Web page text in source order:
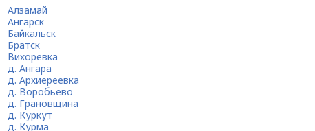
Алзамай
Ангарск
Байкальск
Братск
Вихоревка
д. Ангара
д. Архиереевка
д. Воробьево
д. Грановщина
д. Куркут
д. Курма